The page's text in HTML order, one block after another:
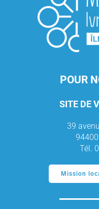
POUR
SITE DE
39
Tél.
Mission